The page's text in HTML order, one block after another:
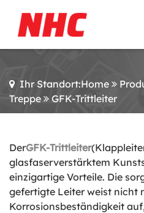
Ihr Standort:Home
Treppe
GFK-Trittleiter
DerGFK-Trittleiter
glasfaserverstärktem
einzigartige Vorteile. Die
gefertigte Leiter weist nicht
Korrosionsbeständigkeit